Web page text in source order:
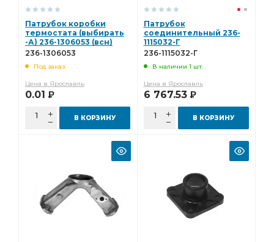
Патрубок коробки
термостата (выбирать
-А) 236-1306053 (всн)
236-1306053
Под заказ
Цена в Ярославль
0.01 Р
В КОРЗИНУ
Патрубок
соединительный 236-
1115032-Г
236-1115032-Г
В наличии 1 шт.
Цена в Ярославль
6 767.53 Р
В КОРЗИНУ